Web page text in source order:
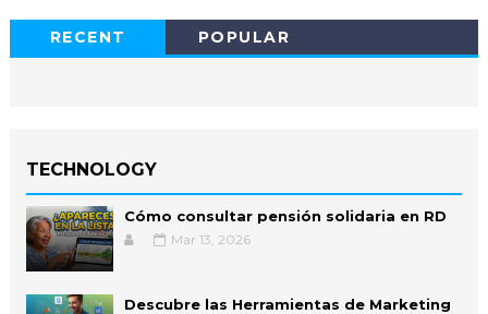
RECENT POPULAR
TECHNOLOGY
Cómo consultar pensión solidaria en RD
Mar 13, 2026
Descubre las Herramientas de Marketing